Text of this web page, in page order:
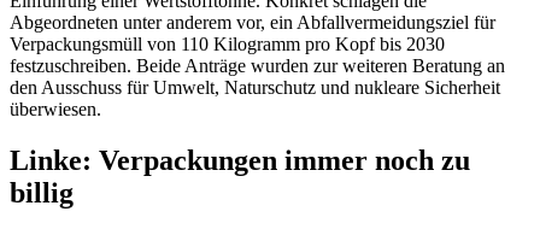
Abgeordneten unter anderem vor, ein Abfallvermeidungsziel für
Verpackungsmüll von 110 Kilogramm pro Kopf bis 2030
festzuschreiben. Beide Anträge wurden zur weiteren Beratung an
den Ausschuss für Umwelt, Naturschutz und nukleare Sicherheit
überwiesen.
Linke: Verpackungen immer noch zu
billig